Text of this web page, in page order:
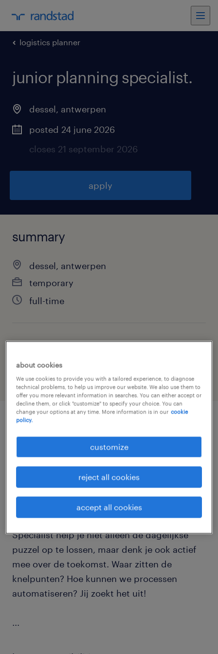
logistics planner
junior planning specialist.
dessel, antwerpen
posted 24 june 2026
closes 21 september 2026
apply
summary
dessel, antwerpen
temporary
full-time
job category
science & research
procesoptimalisatie? Heb jij een scherp oog
voor detail en wil je jouw analytische skills
inzetten om logistieke processen naar een
hoger niveau te tillen? Als Junior Planning
Specialist help je niet alleen de dagelijkse
puzzel op te lossen, maar denk je ook actief
mee over de toekomst. Waar zitten de
knelpunten? Hoe kunnen we processen
automatiseren? Jij zoekt het uit!
...
about cookies
We use cookies to provide you with a tailored experience, to diagnose
technical problems, to help us improve our website. We also use them to
offer you more relevant information in searches. You can either accept or
decline them, or click "customize" to specify your choice. You can
change your options at any time. More information is in our cookie
policy.
customize
reject all cookies
accept all cookies